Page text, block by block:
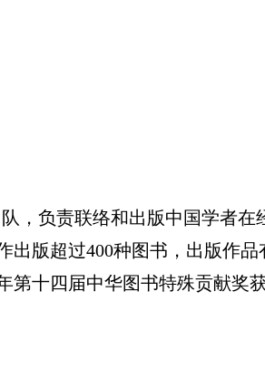
负责联络和出版中国学者在
版超过400种图书，出版作品
十四届中华图书特殊贡献奖获